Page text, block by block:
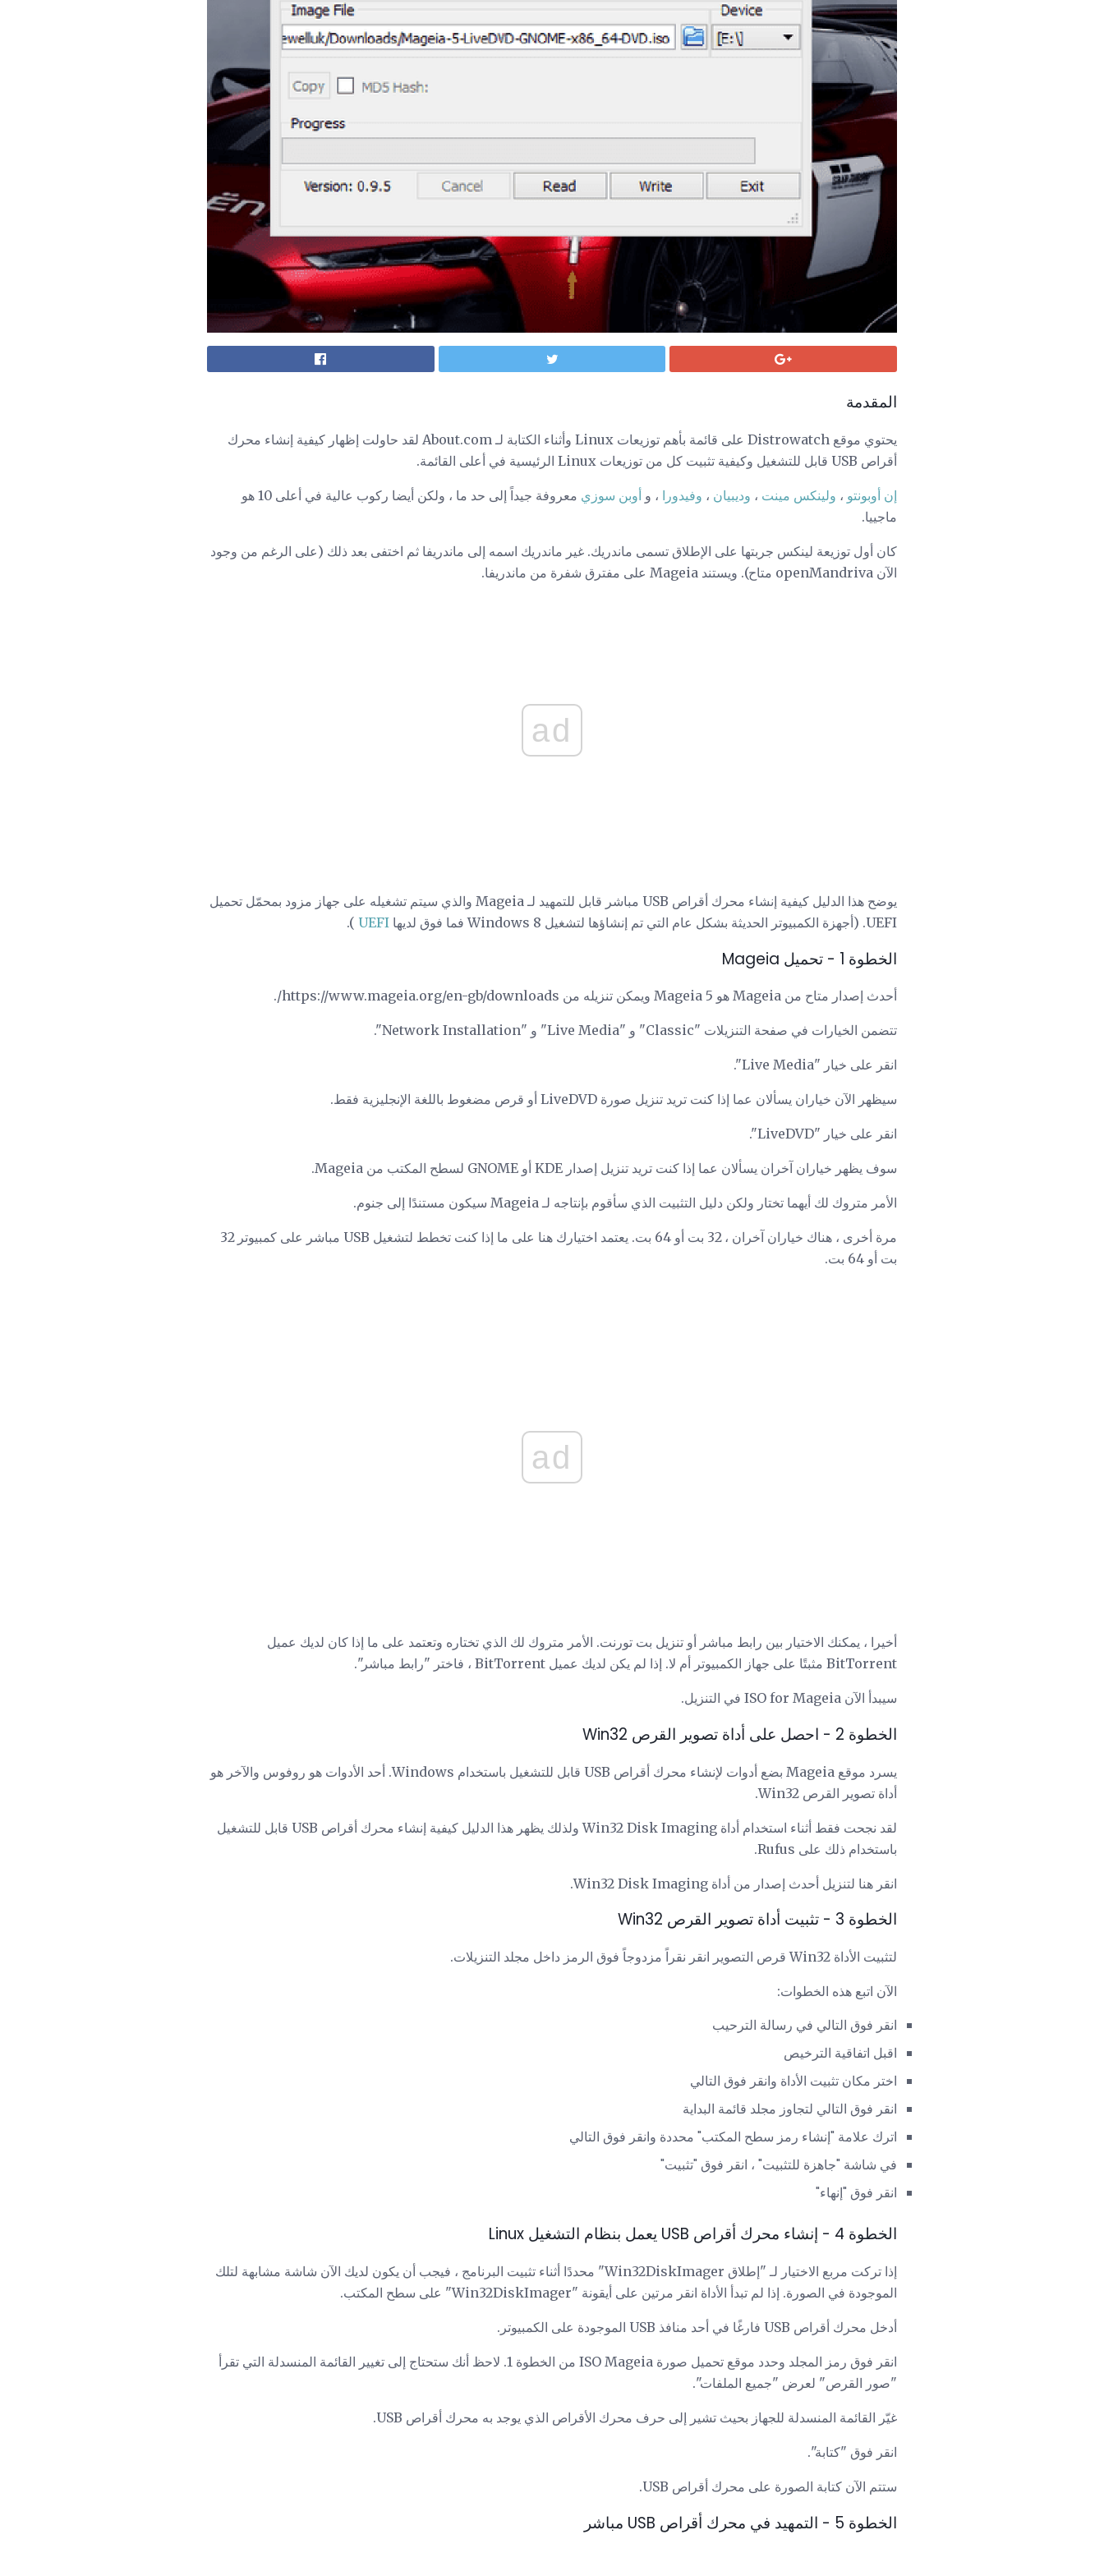
المقدمة
يحتوي موقع Distrowatch على قائمة بأهم توزيعات Linux وأثناء الكتابة لـ About.com لقد حاولت إظهار كيفية إنشاء محرك
أقراص USB قابل للتشغيل وكيفية تثبيت كل من توزيعات Linux الرئيسية في أعلى القائمة.
إن أوبونتو ، ولينكس مينت ، وديبيان ، وفيدورا ، و أوبن سوزي
معروفة جيداً إلى حد ما ، ولكن أيضا ركوب عالية في أعلى 10 هو
ماجييا.
كان أول توزيعة لينكس جربتها على الإطلاق تسمى ماندريك. غير ماندريك اسمه إلى ماندريفا ثم اختفى بعد ذلك (على الرغم من وجود
الآن openMandriva متاح). ويستند Mageia على مفترق شفرة من ماندريفا.
ad
يوضح هذا الدليل كيفية إنشاء محرك أقراص USB مباشر قابل للتمهيد لـ Mageia والذي سيتم تشغيله على جهاز مزود بمحمّل تحميل
UEFI. (أجهزة الكمبيوتر الحديثة بشكل عام التي تم إنشاؤها لتشغيل Windows 8 فما فوق لديها
UEFI
).
الخطوة 1 - تحميل Mageia
أحدث إصدار متاح من Mageia هو Mageia 5 ويمكن تنزيله من https://www.mageia.org/en-gb/downloads/.
تتضمن الخيارات في صفحة التنزيلات "Classic" و "Live Media" و "Network Installation".
انقر على خيار "Live Media".
سيظهر الآن خياران يسألان عما إذا كنت تريد تنزيل صورة LiveDVD أو قرص مضغوط باللغة الإنجليزية فقط.
انقر على خيار "LiveDVD".
سوف يظهر خياران آخران يسألان عما إذا كنت تريد تنزيل إصدار KDE أو GNOME لسطح المكتب من Mageia.
الأمر متروك لك أيهما تختار ولكن دليل التثبيت الذي سأقوم بإنتاجه لـ Mageia سيكون مستندًا إلى جنوم.
مرة أخرى ، هناك خياران آخران ، 32 بت أو 64 بت. يعتمد اختيارك هنا على ما إذا كنت تخطط لتشغيل USB مباشر على كمبيوتر 32
بت أو 64 بت.
ad
أخيرا ، يمكنك الاختيار بين رابط مباشر أو تنزيل بت تورنت. الأمر متروك لك الذي تختاره وتعتمد على ما إذا كان لديك عميل
BitTorrent مثبتًا على جهاز الكمبيوتر أم لا. إذا لم يكن لديك عميل BitTorrent ، فاختر "رابط مباشر".
سيبدأ الآن ISO for Mageia في التنزيل.
الخطوة 2 - احصل على أداة تصوير القرص Win32
يسرد موقع Mageia بضع أدوات لإنشاء محرك أقراص USB قابل للتشغيل باستخدام Windows. أحد الأدوات هو روفوس والآخر هو
أداة تصوير القرص Win32.
لقد نجحت فقط أثناء استخدام أداة Win32 Disk Imaging ولذلك يظهر هذا الدليل كيفية إنشاء محرك أقراص USB قابل للتشغيل
باستخدام ذلك على Rufus.
انقر هنا لتنزيل أحدث إصدار من أداة Win32 Disk Imaging.
الخطوة 3 - تثبيت أداة تصوير القرص Win32
لتثبيت الأداة Win32 قرص التصوير انقر نقراً مزدوجاً فوق الرمز داخل مجلد التنزيلات.
الآن اتبع هذه الخطوات:
انقر فوق التالي في رسالة الترحيب
اقبل اتفاقية الترخيص
اختر مكان تثبيت الأداة وانقر فوق التالي
انقر فوق التالي لتجاوز مجلد قائمة البداية
اترك علامة "إنشاء رمز سطح المكتب" محددة وانقر فوق التالي
في شاشة "جاهزة للتثبيت" ، انقر فوق "تثبيت"
انقر فوق "إنهاء"
الخطوة 4 - إنشاء محرك أقراص USB يعمل بنظام التشغيل Linux
إذا تركت مربع الاختيار لـ "إطلاق Win32DiskImager" محددًا أثناء تثبيت البرنامج ، فيجب أن يكون لديك الآن شاشة مشابهة لتلك
الموجودة في الصورة. إذا لم تبدأ الأداة انقر مرتين على أيقونة "Win32DiskImager" على سطح المكتب.
أدخل محرك أقراص USB فارغًا في أحد منافذ USB الموجودة على الكمبيوتر.
انقر فوق رمز المجلد وحدد موقع تحميل صورة ISO Mageia من الخطوة 1. لاحظ أنك ستحتاج إلى تغيير القائمة المنسدلة التي تقرأ
"صور القرص" لعرض "جميع الملفات".
غيّر القائمة المنسدلة للجهاز بحيث تشير إلى حرف محرك الأقراص الذي يوجد به محرك أقراص USB.
انقر فوق "كتابة".
ستتم الآن كتابة الصورة على محرك أقراص USB.
الخطوة 5 - التمهيد في محرك أقراص USB مباشر